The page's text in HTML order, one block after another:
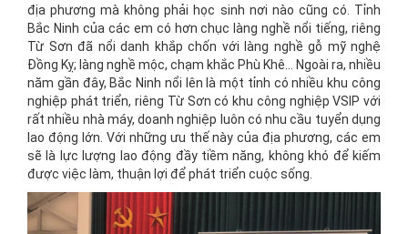
địa phương mà không phải học sinh nơi nào cũng có. Tỉnh
Bắc Ninh của các em có hơn chục làng nghề nổi tiếng, riêng
Từ Sơn đã nổi danh khắp chốn với làng nghề gỗ mỹ nghệ
Đồng Kỵ; làng nghề mộc, chạm khắc Phù Khê… Ngoài ra, nhiều
năm gần đây, Bắc Ninh nổi lên là một tỉnh có nhiều khu công
nghiệp phát triển, riêng Từ Sơn có khu công nghiệp VSIP với
rất nhiều nhà máy, doanh nghiệp luôn có nhu cầu tuyển dụng
lao động lớn. Với những ưu thế này của địa phương, các em
sẽ là lực lượng lao động đầy tiềm năng, không khó để kiếm
được việc làm, thuận lợi để phát triển cuộc sống.